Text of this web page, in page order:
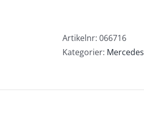
HLF
20
Artikelnr: 066716
Kategorier: Mercedes